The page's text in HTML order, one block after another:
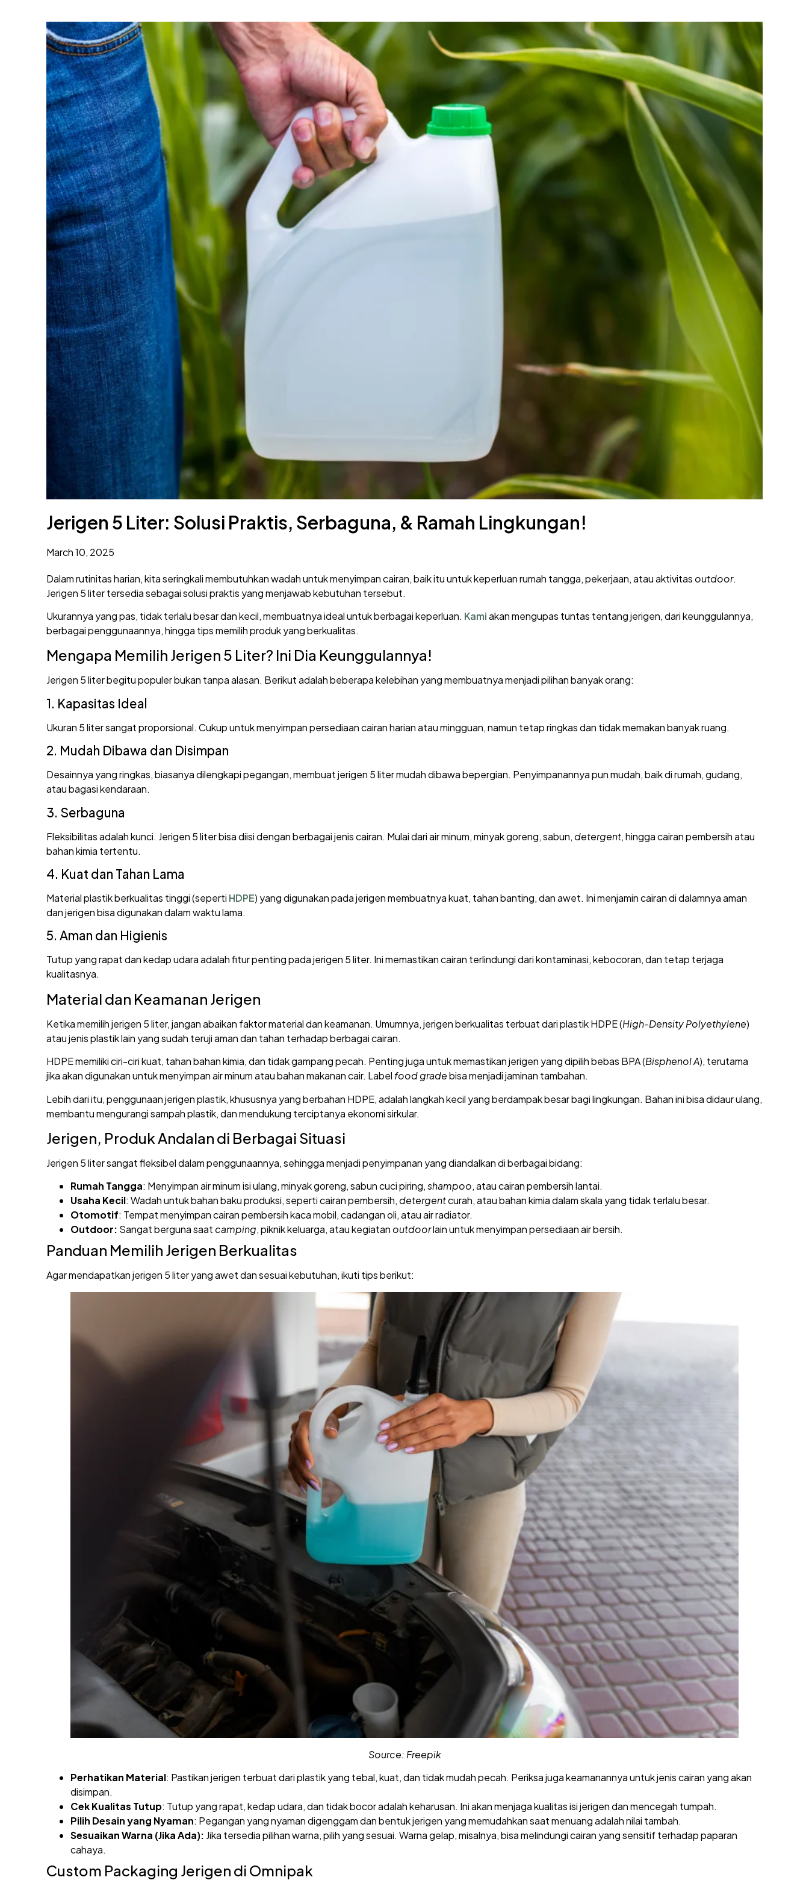
Jerigen 5 Liter: Solusi Praktis, Serbaguna, & Ramah Lingkungan!
March 10, 2025
Dalam rutinitas harian, kita seringkali membutuhkan wadah untuk menyimpan cairan, baik itu untuk keperluan rumah tangga, pekerjaan, atau aktivitas outdoor.
Jerigen 5 liter tersedia sebagai solusi praktis yang menjawab kebutuhan tersebut.
Ukurannya yang pas, tidak terlalu besar dan kecil, membuatnya ideal untuk berbagai keperluan. Kamiakan mengupas tuntas tentang jerigen, dari keunggulannya,
berbagai penggunaannya, hingga tips memilih produk yang berkualitas.
Mengapa Memilih Jerigen 5 Liter? Ini Dia Keunggulannya!
Jerigen 5 liter begitu populer bukan tanpa alasan. Berikut adalah beberapa kelebihan yang membuatnya menjadi pilihan banyak orang:
1. Kapasitas Ideal
Ukuran 5 liter sangat proporsional. Cukup untuk menyimpan persediaan cairan harian atau mingguan, namun tetap ringkas dan tidak memakan banyak ruang.
2. Mudah Dibawa dan Disimpan
Desainnya yang ringkas, biasanya dilengkapi pegangan, membuat jerigen 5 liter mudah dibawa bepergian. Penyimpanannya pun mudah, baik di rumah, gudang,
atau bagasi kendaraan.
3. Serbaguna
Fleksibilitas adalah kunci. Jerigen 5 liter bisa diisi dengan berbagai jenis cairan. Mulai dari air minum, minyak goreng, sabun,detergent, hingga cairan pembersih atau
bahan kimia tertentu.
4. Kuat dan Tahan Lama
Material plastik berkualitas tinggi (seperti HDPE) yang digunakan pada jerigen membuatnya kuat, tahan banting, dan awet. Ini menjamin cairan di dalamnya aman
dan jerigen bisa digunakan dalam waktu lama.
5. Aman dan Higienis
Tutup yang rapat dan kedap udara adalah fitur penting pada jerigen 5 liter. Ini memastikan cairan terlindungi dari kontaminasi, kebocoran, dan tetap terjaga
kualitasnya.
Material dan Keamanan Jerigen
Ketika memilih jerigen 5 liter, jangan abaikan faktor material dan keamanan. Umumnya, jerigen berkualitas terbuat dari plastik HDPE (High-Density Polyethylene)
atau jenis plastik lain yang sudah teruji aman dan tahan terhadap berbagai cairan.
HDPE memiliki ciri-ciri kuat, tahan bahan kimia, dan tidak gampang pecah. Penting juga untuk memastikan jerigen yang dipilih bebas BPA (Bisphenol A), terutama
jika akan digunakan untuk menyimpan air minum atau bahan makanan cair. Label food gradebisa menjadi jaminan tambahan.
Lebih dari itu, penggunaan jerigen plastik, khususnya yang berbahan HDPE, adalah langkah kecil yang berdampak besar bagi lingkungan. Bahan ini bisa didaur ulang,
membantu mengurangi sampah plastik, dan mendukung terciptanya ekonomi sirkular.
Jerigen, Produk Andalan di Berbagai Situasi
Jerigen 5 liter sangat fleksibel dalam penggunaannya, sehingga menjadi penyimpanan yang diandalkan di berbagai bidang:
Rumah Tangga: Menyimpan air minum isi ulang, minyak goreng, sabun cuci piring,shampoo, atau cairan pembersih lantai.
Usaha Kecil: Wadah untuk bahan baku produksi, seperti cairan pembersih,detergentcurah, atau bahan kimia dalam skala yang tidak terlalu besar.
Otomotif: Tempat menyimpan cairan pembersih kaca mobil, cadangan oli, atau air radiator.
Outdoor: Sangat berguna saat camping, piknik keluarga, atau kegiatan outdoorlain untuk menyimpan persediaan air bersih.
Panduan Memilih Jerigen Berkualitas
Agar mendapatkan jerigen 5 liter yang awet dan sesuai kebutuhan, ikuti tips berikut:
Source: Freepik
Perhatikan Material: Pastikan jerigen terbuat dari plastik yang tebal, kuat, dan tidak mudah pecah. Periksa juga keamanannya untuk jenis cairan yang akan
disimpan.
Cek Kualitas Tutup: Tutup yang rapat, kedap udara, dan tidak bocor adalah keharusan. Ini akan menjaga kualitas isi jerigen dan mencegah tumpah.
Pilih Desain yang Nyaman: Pegangan yang nyaman digenggam dan bentuk jerigen yang memudahkan saat menuang adalah nilai tambah.
Sesuaikan Warna (Jika Ada): Jika tersedia pilihan warna, pilih yang sesuai. Warna gelap, misalnya, bisa melindungi cairan yang sensitif terhadap paparan
cahaya.
Custom Packaging Jerigen di Omnipak